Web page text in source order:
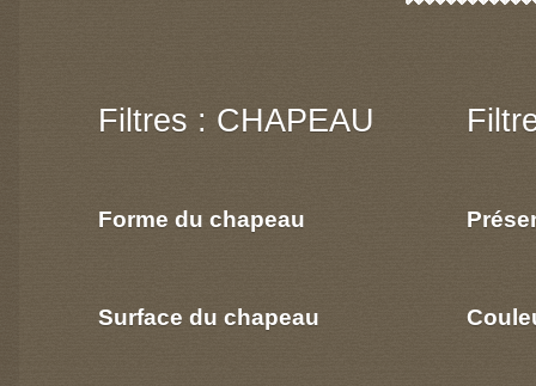
Filtres : CHAPEAU
Forme du chapeau
Surface du chapeau